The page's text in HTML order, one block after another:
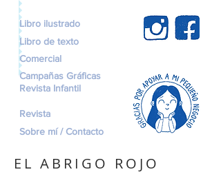
Libro ilustrado
Libro de texto
Comercial
Campañas Gráficas
Revista Infantil
Revista
Sobre mí / Contacto
EL ABRIGO ROJO